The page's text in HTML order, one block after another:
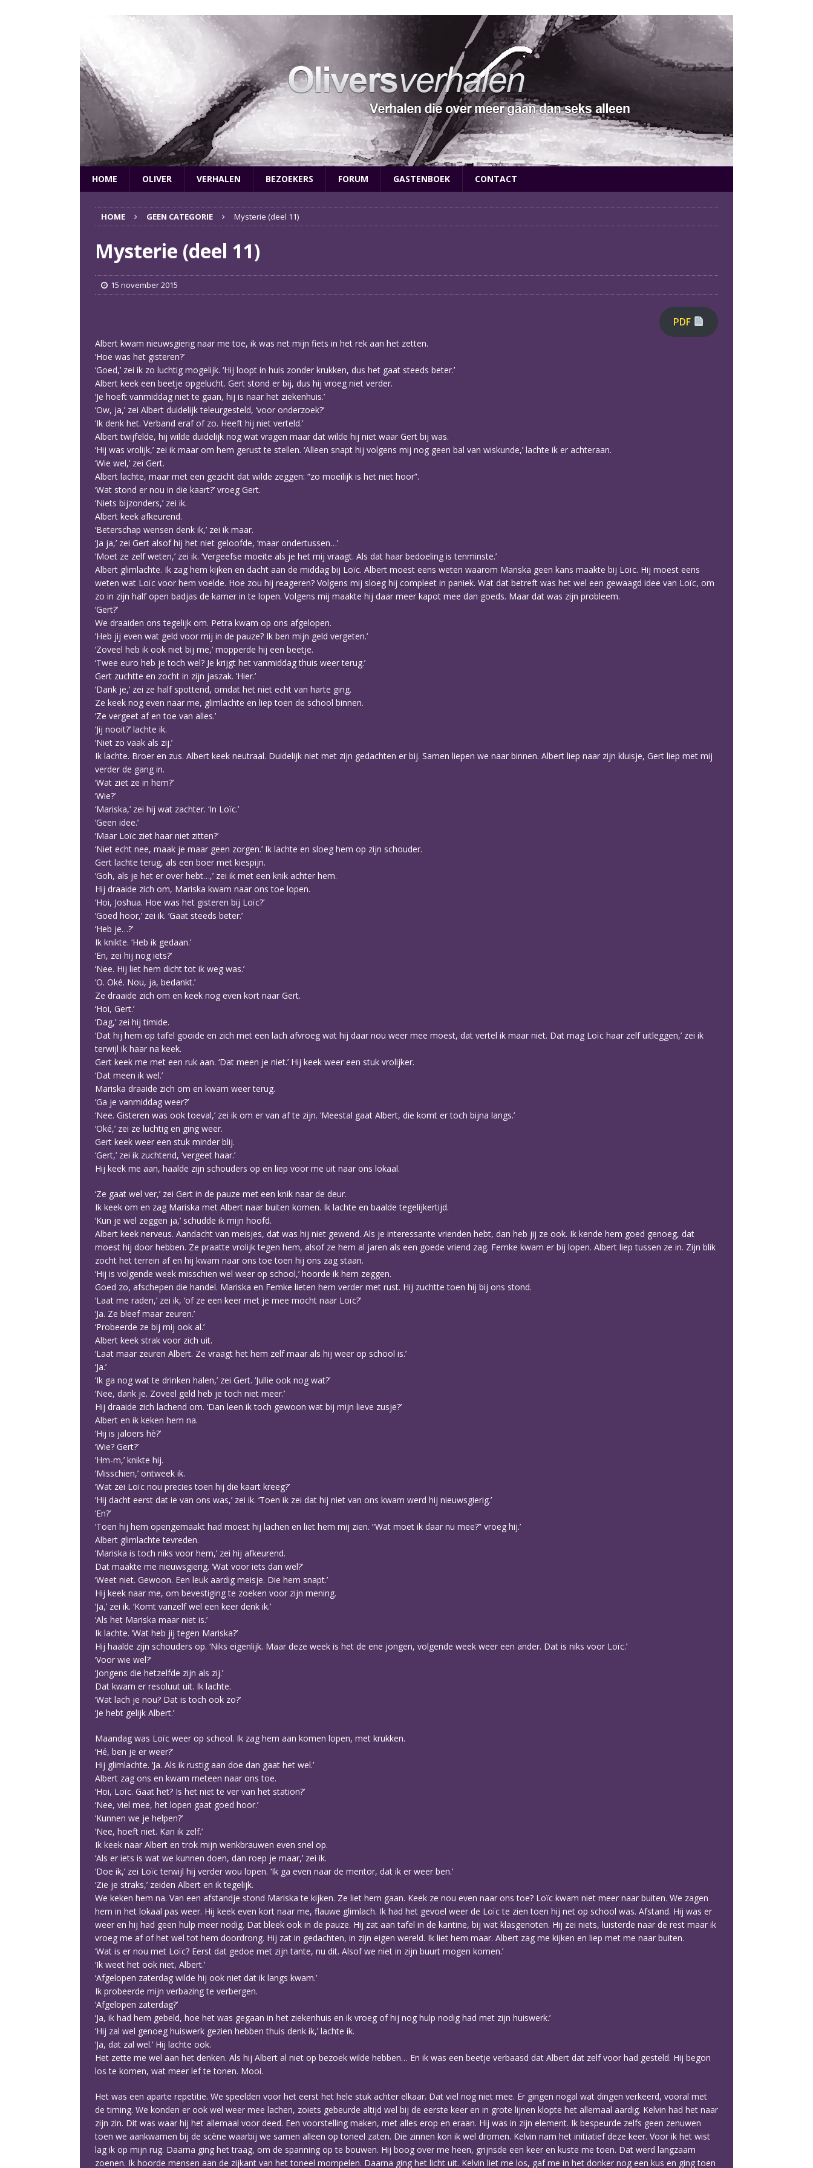
HOME OLIVER VERHALEN BEZOEKERS FORUM GASTENBOEK CONTACT
HOME GEEN CATEGORIE Mysterie (deel 11)
Mysterie (deel 11)
15 november 2015
PDF
Albert kwam nieuwsgierig naar me toe, ik was net mijn fiets in het rek aan het zetten.
‘Hoe was het gisteren?’
‘Goed,’ zei ik zo luchtig mogelijk. ‘Hij loopt in huis zonder krukken, dus het gaat steeds beter.’
Albert keek een beetje opgelucht. Gert stond er bij, dus hij vroeg niet verder.
‘Je hoeft vanmiddag niet te gaan, hij is naar het ziekenhuis.’
‘Ow, ja,’ zei Albert duidelijk teleurgesteld, ‘voor onderzoek?’
‘Ik denk het. Verband eraf of zo. Heeft hij niet verteld.’
Albert twijfelde, hij wilde duidelijk nog wat vragen maar dat wilde hij niet waar Gert bij was.
‘Hij was vrolijk,’ zei ik maar om hem gerust te stellen. ‘Alleen snapt hij volgens mij nog geen bal van wiskunde,’ lachte ik er achteraan.
‘Wie wel,’ zei Gert.
Albert lachte, maar met een gezicht dat wilde zeggen: “zo moeilijk is het niet hoor”.
‘Wat stond er nou in die kaart?’ vroeg Gert.
‘Niets bijzonders,’ zei ik.
Albert keek afkeurend.
‘Beterschap wensen denk ik,’ zei ik maar.
‘Ja ja,’ zei Gert alsof hij het niet geloofde, ‘maar ondertussen…’
‘Moet ze zelf weten,’ zei ik. ‘Vergeefse moeite als je het mij vraagt. Als dat haar bedoeling is tenminste.’
Albert glimlachte. Ik zag hem kijken en dacht aan de middag bij Loïc. Albert moest eens weten waarom Mariska geen kans maakte bij Loïc. Hij moest eens
weten wat Loïc voor hem voelde. Hoe zou hij reageren? Volgens mij sloeg hij compleet in paniek. Wat dat betreft was het wel een gewaagd idee van Loïc, om
zo in zijn half open badjas de kamer in te lopen. Volgens mij maakte hij daar meer kapot mee dan goeds. Maar dat was zijn probleem.
‘Gert?’
We draaiden ons tegelijk om. Petra kwam op ons afgelopen.
‘Heb jij even wat geld voor mij in de pauze? Ik ben mijn geld vergeten.’
‘Zoveel heb ik ook niet bij me,’ mopperde hij een beetje.
‘Twee euro heb je toch wel? Je krijgt het vanmiddag thuis weer terug.’
Gert zuchtte en zocht in zijn jaszak. ‘Hier.’
‘Dank je,’ zei ze half spottend, omdat het niet echt van harte ging.
Ze keek nog even naar me, glimlachte en liep toen de school binnen.
‘Ze vergeet af en toe van alles.’
‘Jij nooit?’ lachte ik.
‘Niet zo vaak als zij.’
Ik lachte. Broer en zus. Albert keek neutraal. Duidelijk niet met zijn gedachten er bij. Samen liepen we naar binnen. Albert liep naar zijn kluisje, Gert liep met mij
verder de gang in.
‘Wat ziet ze in hem?’
‘Wie?’
‘Mariska,’ zei hij wat zachter. ‘In Loïc.’
‘Geen idee.’
‘Maar Loïc ziet haar niet zitten?’
‘Niet echt nee, maak je maar geen zorgen.’ Ik lachte en sloeg hem op zijn schouder.
Gert lachte terug, als een boer met kiespijn.
‘Goh, als je het er over hebt…,’ zei ik met een knik achter hem.
Hij draaide zich om, Mariska kwam naar ons toe lopen.
‘Hoi, Joshua. Hoe was het gisteren bij Loïc?’
‘Goed hoor,’ zei ik. ‘Gaat steeds beter.’
‘Heb je…?’
Ik knikte. ‘Heb ik gedaan.’
‘En, zei hij nog iets?’
‘Nee. Hij liet hem dicht tot ik weg was.’
‘O. Oké. Nou, ja, bedankt.’
Ze draaide zich om en keek nog even kort naar Gert.
‘Hoi, Gert.’
‘Dag,’ zei hij timide.
‘Dat hij hem op tafel gooide en zich met een lach afvroeg wat hij daar nou weer mee moest, dat vertel ik maar niet. Dat mag Loïc haar zelf uitleggen,’ zei ik
terwijl ik haar na keek.
Gert keek me met een ruk aan. ‘Dat meen je niet.’ Hij keek weer een stuk vrolijker.
‘Dat meen ik wel.’
Mariska draaide zich om en kwam weer terug.
‘Ga je vanmiddag weer?’
‘Nee. Gisteren was ook toeval,’ zei ik om er van af te zijn. ‘Meestal gaat Albert, die komt er toch bijna langs.’
‘Oké,’ zei ze luchtig en ging weer.
Gert keek weer een stuk minder blij.
‘Gert,’ zei ik zuchtend, ‘vergeet haar.’
Hij keek me aan, haalde zijn schouders op en liep voor me uit naar ons lokaal.
‘Ze gaat wel ver,’ zei Gert in de pauze met een knik naar de deur.
Ik keek om en zag Mariska met Albert naar buiten komen. Ik lachte en baalde tegelijkertijd.
‘Kun je wel zeggen ja,’ schudde ik mijn hoofd.
Albert keek nerveus. Aandacht van meisjes, dat was hij niet gewend. Als je interessante vrienden hebt, dan heb jij ze ook. Ik kende hem goed genoeg, dat
moest hij door hebben. Ze praatte vrolijk tegen hem, alsof ze hem al jaren als een goede vriend zag. Femke kwam er bij lopen. Albert liep tussen ze in. Zijn blik
zocht het terrein af en hij kwam naar ons toe toen hij ons zag staan.
‘Hij is volgende week misschien wel weer op school,’ hoorde ik hem zeggen.
Goed zo, afschepen die handel. Mariska en Femke lieten hem verder met rust. Hij zuchtte toen hij bij ons stond.
‘Laat me raden,’ zei ik, ‘of ze een keer met je mee mocht naar Loïc?’
‘Ja. Ze bleef maar zeuren.’
‘Probeerde ze bij mij ook al.’
Albert keek strak voor zich uit.
‘Laat maar zeuren Albert. Ze vraagt het hem zelf maar als hij weer op school is.’
‘Ja.’
‘Ik ga nog wat te drinken halen,’ zei Gert. ‘Jullie ook nog wat?’
‘Nee, dank je. Zoveel geld heb je toch niet meer.’
Hij draaide zich lachend om. ‘Dan leen ik toch gewoon wat bij mijn lieve zusje?’
Albert en ik keken hem na.
‘Hij is jaloers hè?’
‘Wie? Gert?’
‘Hm-m,’ knikte hij.
‘Misschien,’ ontweek ik.
‘Wat zei Loïc nou precies toen hij die kaart kreeg?’
‘Hij dacht eerst dat ie van ons was,’ zei ik. ‘Toen ik zei dat hij niet van ons kwam werd hij nieuwsgierig.’
‘En?’
‘Toen hij hem opengemaakt had moest hij lachen en liet hem mij zien. “Wat moet ik daar nu mee?” vroeg hij.’
Albert glimlachte tevreden.
‘Mariska is toch niks voor hem,’ zei hij afkeurend.
Dat maakte me nieuwsgierig. ‘Wat voor iets dan wel?’
‘Weet niet. Gewoon. Een leuk aardig meisje. Die hem snapt.’
Hij keek naar me, om bevestiging te zoeken voor zijn mening.
‘Ja,’ zei ik. ‘Komt vanzelf wel een keer denk ik.’
‘Als het Mariska maar niet is.’
Ik lachte. ‘Wat heb jij tegen Mariska?’
Hij haalde zijn schouders op. ‘Niks eigenlijk. Maar deze week is het de ene jongen, volgende week weer een ander. Dat is niks voor Loïc.’
‘Voor wie wel?’
‘Jongens die hetzelfde zijn als zij.’
Dat kwam er resoluut uit. Ik lachte.
‘Wat lach je nou? Dat is toch ook zo?’
‘Je hebt gelijk Albert.’
Maandag was Loïc weer op school. Ik zag hem aan komen lopen, met krukken.
‘Hé, ben je er weer?’
Hij glimlachte. ‘Ja. Als ik rustig aan doe dan gaat het wel.’
Albert zag ons en kwam meteen naar ons toe.
‘Hoi, Loïc. Gaat het? Is het niet te ver van het station?’
‘Nee, viel mee, het lopen gaat goed hoor.’
‘Kunnen we je helpen?’
‘Nee, hoeft niet. Kan ik zelf.’
Ik keek naar Albert en trok mijn wenkbrauwen even snel op.
‘Als er iets is wat we kunnen doen, dan roep je maar,’ zei ik.
‘Doe ik,’ zei Loïc terwijl hij verder wou lopen. ‘Ik ga even naar de mentor, dat ik er weer ben.’
‘Zie je straks,’ zeiden Albert en ik tegelijk.
We keken hem na. Van een afstandje stond Mariska te kijken. Ze liet hem gaan. Keek ze nou even naar ons toe? Loïc kwam niet meer naar buiten. We zagen
hem in het lokaal pas weer. Hij keek even kort naar me, flauwe glimlach. Ik had het gevoel weer de Loïc te zien toen hij net op school was. Afstand. Hij was er
weer en hij had geen hulp meer nodig. Dat bleek ook in de pauze. Hij zat aan tafel in de kantine, bij wat klasgenoten. Hij zei niets, luisterde naar de rest maar ik
vroeg me af of het wel tot hem doordrong. Hij zat in gedachten, in zijn eigen wereld. Ik liet hem maar. Albert zag me kijken en liep met me naar buiten.
‘Wat is er nou met Loïc? Eerst dat gedoe met zijn tante, nu dit. Alsof we niet in zijn buurt mogen komen.’
‘Ik weet het ook niet, Albert.’
‘Afgelopen zaterdag wilde hij ook niet dat ik langs kwam.’
Ik probeerde mijn verbazing te verbergen.
‘Afgelopen zaterdag?’
‘Ja, ik had hem gebeld, hoe het was gegaan in het ziekenhuis en ik vroeg of hij nog hulp nodig had met zijn huiswerk.’
‘Hij zal wel genoeg huiswerk gezien hebben thuis denk ik,’ lachte ik.
‘Ja, dat zal wel.’ Hij lachte ook.
Het zette me wel aan het denken. Als hij Albert al niet op bezoek wilde hebben… En ik was een beetje verbaasd dat Albert dat zelf voor had gesteld. Hij begon
los te komen, wat meer lef te tonen. Mooi.
Het was een aparte repetitie. We speelden voor het eerst het hele stuk achter elkaar. Dat viel nog niet mee. Er gingen nogal wat dingen verkeerd, vooral met
de timing. We konden er ook wel weer mee lachen, zoiets gebeurde altijd wel bij de eerste keer en in grote lijnen klopte het allemaal aardig. Kelvin had het naar
zijn zin. Dit was waar hij het allemaal voor deed. Een voorstelling maken, met alles erop en eraan. Hij was in zijn element. Ik bespeurde zelfs geen zenuwen
toen we aankwamen bij de scène waarbij we samen alleen op toneel zaten. Die zinnen kon ik wel dromen. Kelvin nam het initiatief deze keer. Voor ik het wist
lag ik op mijn rug. Daarna ging het traag, om de spanning op te bouwen. Hij boog over me heen, grijnsde een keer en kuste me toen. Dat werd langzaam
zoenen. Ik hoorde mensen aan de zijkant van het toneel mompelen. Daarna ging het licht uit. Kelvin liet me los, gaf me in het donker nog een kus en ging toen